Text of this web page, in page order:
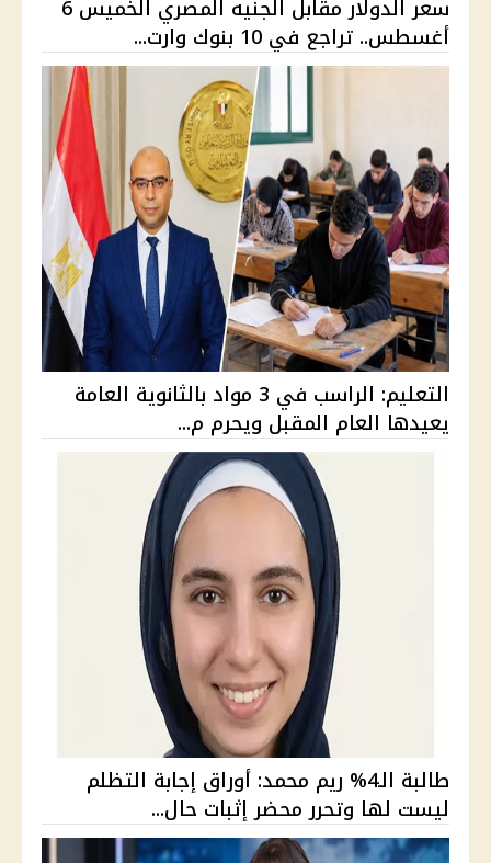
سعر الدولار مقابل الجنيه المصري الخميس 6
أغسطس.. تراجع في 10 بنوك وارت...
التعليم: الراسب في 3 مواد بالثانوية العامة
يعيدها العام المقبل ويحرم م...
طالبة الـ4% ريم محمد: أوراق إجابة التظلم
ليست لها وتحرر محضر إثبات حال...